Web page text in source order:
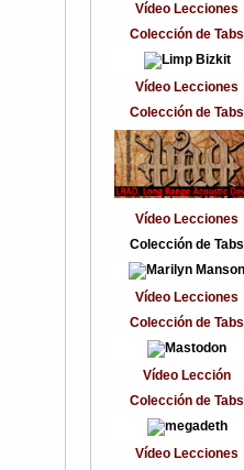
Vídeo Lecciones
Colección de Tabs
Vídeo Lecciones
Colección de Tabs
Vídeo Lecciones
Colección de Tabs
Vídeo Lecciones
Colección de Tabs
Vídeo Lección
Colección de Tabs
Vídeo Lecciones